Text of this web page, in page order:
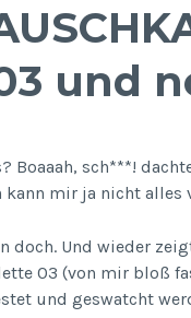
und
Boaaah, sch***!
kann mir ja nicht
doch. Und wieder
03 (von mir bloß
und geswatcht